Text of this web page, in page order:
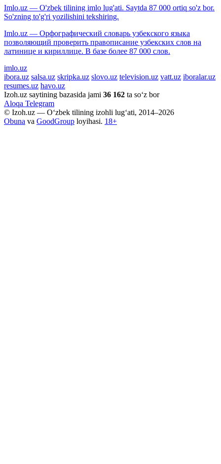
Imlo.uz — O'zbek tilining imlo lug'ati. Saytda 87 000 ortiq so'z bor.
So'zning to'g'ri yozilishini tekshiring.
Imlo.uz — Орфографический словарь узбекского языка
позволяющий проверить правописание узбекских слов на
латинице и кириллице. В базе более 87 000 слов.
imlo.uz
ibora.uz salsa.uz skripka.uz slovo.uz television.uz vatt.uz iboralar.uz
resumes.uz havo.uz
Izoh.uz saytining bazasida jami 36 162 ta so‘z bor
Aloqa Telegram
© Izoh.uz — O‘zbek tilining izohli lug‘ati, 2014–2026
Obuna va GoodGroup loyihasi. 18+